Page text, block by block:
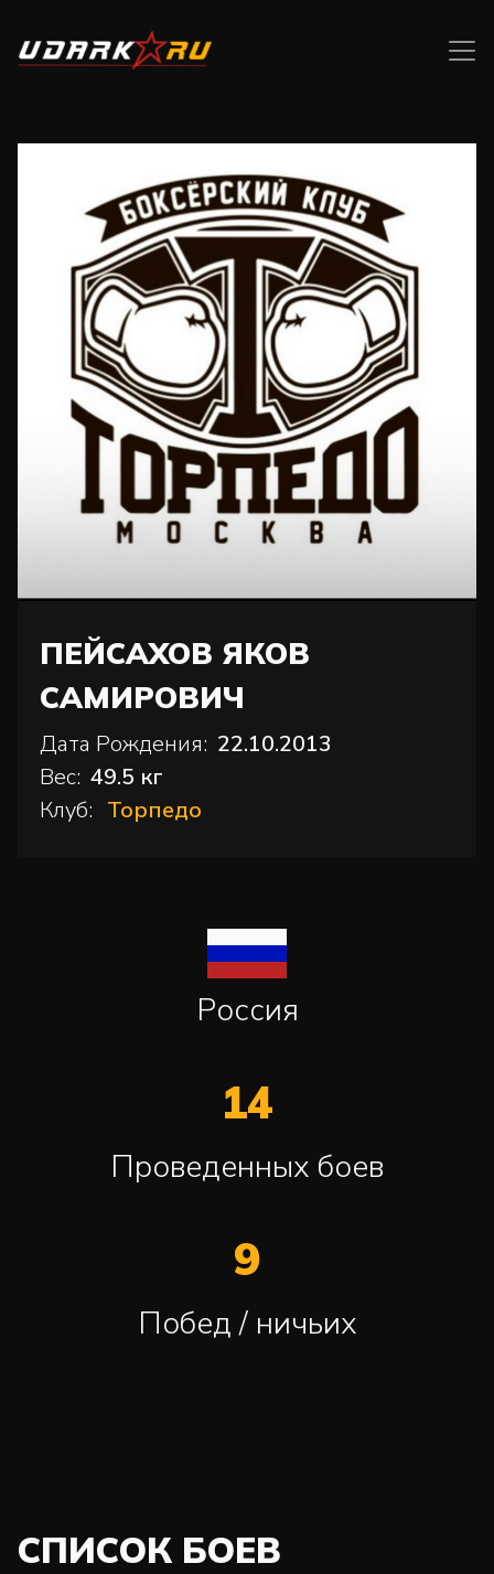
ПЕЙСАХОВ ЯКОВ
САМИРОВИЧ
Дата Рождения: 22.10.2013
Вес: 49.5 кг
Клуб: Торпедо
Россия
14
Проведенных боев
9
Побед / ничьих
СПИСОК БОЕВ